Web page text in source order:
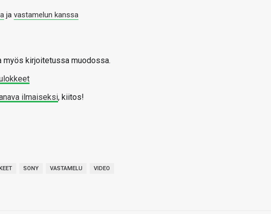
ja vastamelun kanssa
kirjoitetussa muodossa.
ilmaiseksi, kiitos!
SONY VASTAMELU VIDEO